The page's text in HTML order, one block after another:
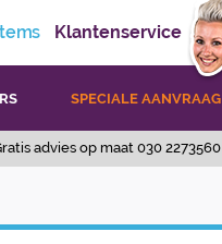
Klantenservice
SPECIALE AANVRAAG
advies op maat 030 2273560